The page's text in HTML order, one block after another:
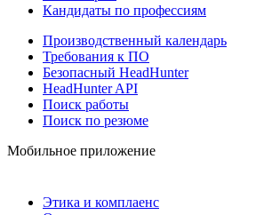
Кандидаты по профессиям
Производственный календарь
Требования к ПО
Безопасный HeadHunter
HeadHunter API
Поиск работы
Поиск по резюме
Мобильное приложение
Этика и комплаенс